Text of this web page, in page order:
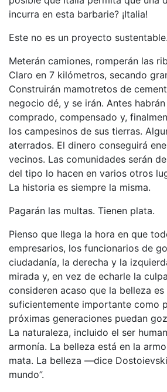
incurra en esta barbarie? ¡Italia!
Este no es un proyecto sustentable.
Meterán camiones, romperán las
Claro en 7 kilómetros, secando
Construirán mamotretos de
negocio dé, y se irán. Antes
comprado, compensado y,
los campesinos de sus tierras.
aterrados. El dinero conseguirá
vecinos. Las comunidades serán
del tipo lo hacen en varios otros
La historia es siempre la misma.
Pagarán las multas. Tienen plata.
Pienso que llega la hora en que
empresarios, los funcionarios de
ciudadanía, la derecha y la
mirada y, en vez de echarle la
consideren acaso que la belleza es
suficientemente importante como
próximas generaciones puedan
La naturaleza, incluido el ser
armonía. La belleza está en la
mata. La belleza —dice
mundo”.